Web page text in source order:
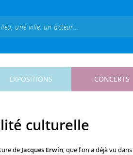
EXPOSITIONS CONCERTS
culturelle
de Jacques Erwin, que l'on a déjà vu dans